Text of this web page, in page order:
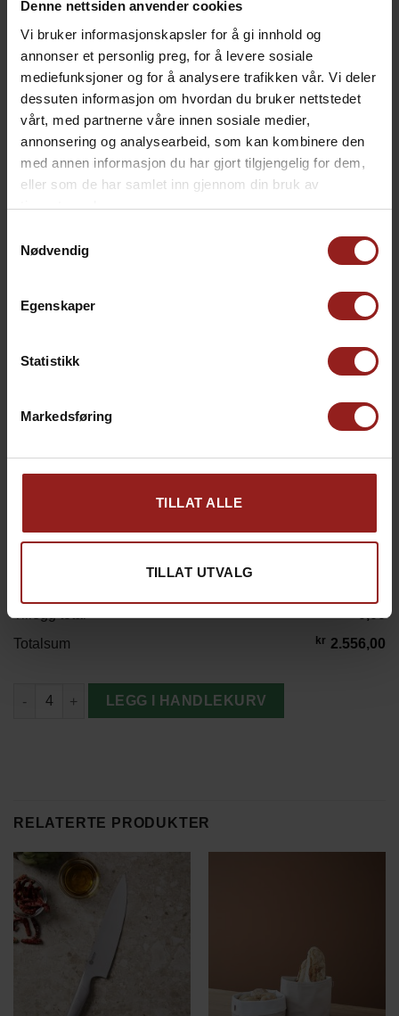
Denne nettsiden anvender cookies
Vi bruker informasjonskapsler for å gi innhold og
annonser et personlig preg, for å levere sosiale
mediefunksjoner og for å analysere trafikken vår. Vi deler
dessuten informasjon om hvordan du bruker nettstedet
vårt, med partnerne våre innen sosiale medier,
annonsering og analysearbeid, som kan kombinere den
med annen informasjon du har gjort tilgjengelig for dem,
eller som de har samlet inn gjennom din bruk av
tjenestene deres.
Nødvendig
Egenskaper
Statistikk
Markedsføring
TILLAT ALLE
TILLAT UTVALG
Julekort C 15,00
Tillegg total
0,00
Totalsum
kr 2.556,00
Maine Pledd Grønn antall
LEGG I HANDLEKURV
RELATERTE PRODUKTER